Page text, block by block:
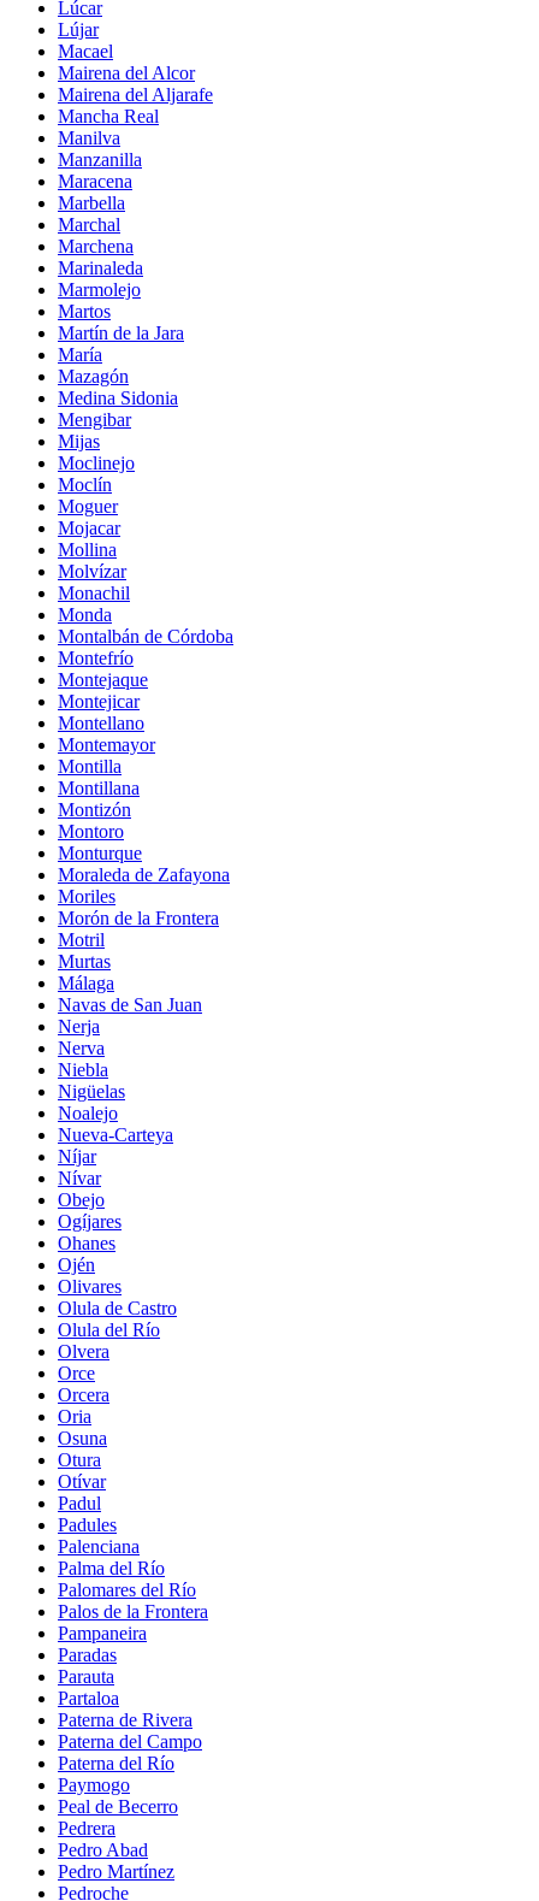
Lúcar
Lújar
Macael
Mairena del Alcor
Mairena del Aljarafe
Mancha Real
Manilva
Manzanilla
Maracena
Marbella
Marchal
Marchena
Marinaleda
Marmolejo
Martos
Martín de la Jara
María
Mazagón
Medina Sidonia
Mengibar
Mijas
Moclinejo
Moclín
Moguer
Mojacar
Mollina
Molvízar
Monachil
Monda
Montalbán de Córdoba
Montefrío
Montejaque
Montejicar
Montellano
Montemayor
Montilla
Montillana
Montizón
Montoro
Monturque
Moraleda de Zafayona
Moriles
Morón de la Frontera
Motril
Murtas
Málaga
Navas de San Juan
Nerja
Nerva
Niebla
Nigüelas
Noalejo
Nueva-Carteya
Níjar
Nívar
Obejo
Ogíjares
Ohanes
Ojén
Olivares
Olula de Castro
Olula del Río
Olvera
Orce
Orcera
Oria
Osuna
Otura
Otívar
Padul
Padules
Palenciana
Palma del Río
Palomares del Río
Palos de la Frontera
Pampaneira
Paradas
Parauta
Partaloa
Paterna de Rivera
Paterna del Campo
Paterna del Río
Paymogo
Peal de Becerro
Pedrera
Pedro Abad
Pedro Martínez
Pedroche